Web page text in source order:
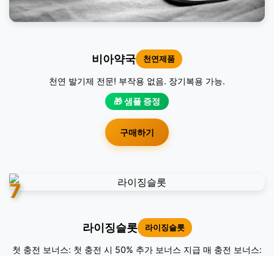
비아약국 천연제품
천연 발기제 전문! 부작용 없음. 장기복용 가능.
🎁 샘플 증정
구매하기
7
라이징슬롯 라이징슬롯
첫 충전 보너스: 첫 충전 시 50% 추가 보너스 지급 매 충전 보너스: